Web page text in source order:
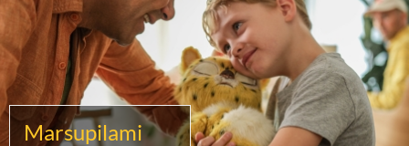
Marsupilami